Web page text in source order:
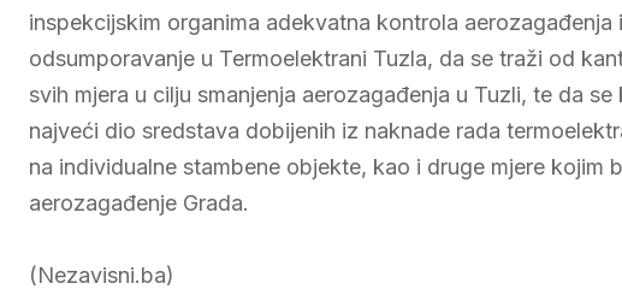
inspekcijskim organima adekvatna kontrola
odsumporavanje u Termoelektrani Tuzla, da se traži od
svih mjera u cilju smanjenja aerozagađenja u Tuzli, te da
najveći dio sredstava dobijenih iz naknade rada
na individualne stambene objekte, kao i druge mjere kojim
aerozagađenje Grada.
(Nezavisni.ba)